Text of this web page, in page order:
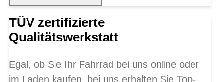
TÜV zertifizierte
Qualitätswerkstatt
Egal, ob Sie Ihr Fahrrad bei uns online oder
im Laden kaufen, bei uns erhalten Sie Top-